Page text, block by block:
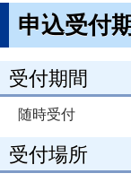
申込受付
受付期間
随時受付
受付場所